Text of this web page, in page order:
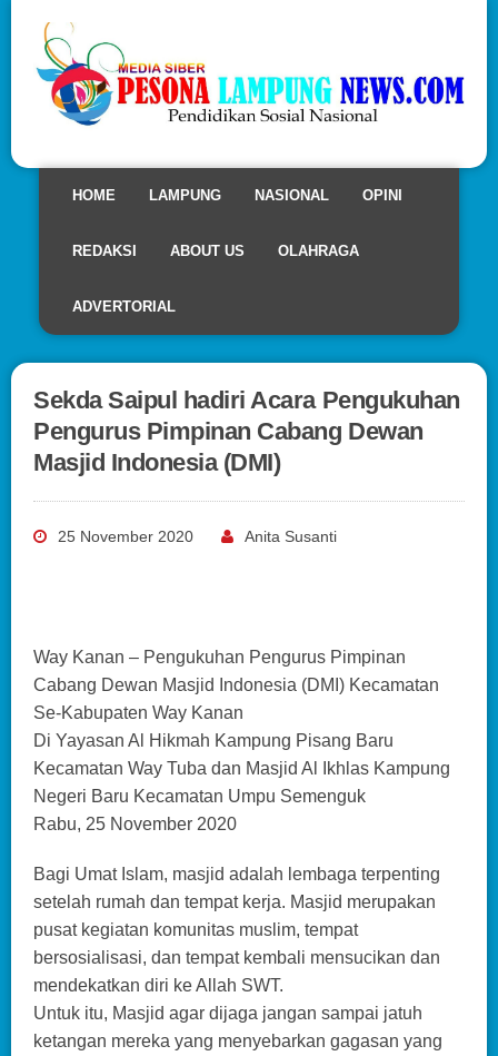
HOME LAMPUNG NASIONAL OPINI
REDAKSI ABOUT US OLAHRAGA
ADVERTORIAL
Sekda Saipul hadiri Acara Pengukuhan
Pengurus Pimpinan Cabang Dewan
Masjid Indonesia (DMI)
25 November 2020 Anita Susanti
Way Kanan – Pengukuhan Pengurus Pimpinan
Cabang Dewan Masjid Indonesia (DMI) Kecamatan
Se-Kabupaten Way Kanan
Di Yayasan Al Hikmah Kampung Pisang Baru
Kecamatan Way Tuba dan Masjid Al Ikhlas Kampung
Negeri Baru Kecamatan Umpu Semenguk
Rabu, 25 November 2020
Bagi Umat Islam, masjid adalah lembaga terpenting
setelah rumah dan tempat kerja. Masjid merupakan
pusat kegiatan komunitas muslim, tempat
bersosialisasi, dan tempat kembali mensucikan dan
mendekatkan diri ke Allah SWT.
Untuk itu, Masjid agar dijaga jangan sampai jatuh
ketangan mereka yang menyebarkan gagasan yang